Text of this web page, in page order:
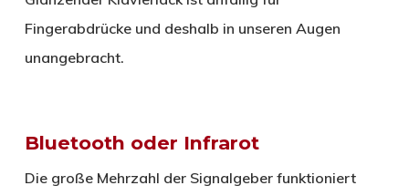
Fingerabdrücke und deshalb in unseren Augen
unangebracht.
Bluetooth oder Infrarot
Die große Mehrzahl der Signalgeber funktioniert